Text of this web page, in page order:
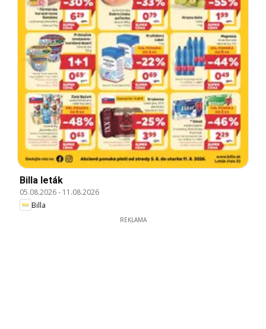
Billa leták
05.08.2026- 11.08.2026
Billa
REKLAMA